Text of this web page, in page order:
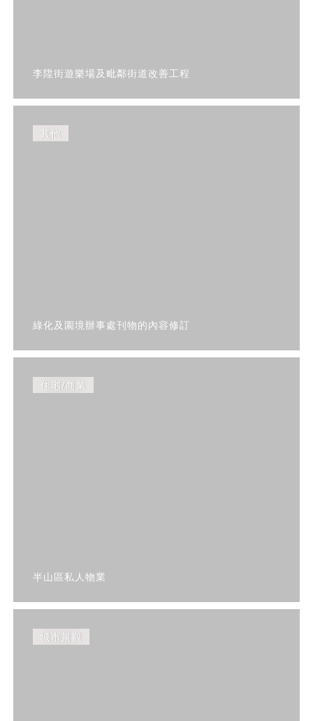
李陞街遊樂場及毗鄰街道改善工程
其他
綠化及園境辦事處刊物的內容修訂
住宅/商業
半山區私人物業
城市景觀